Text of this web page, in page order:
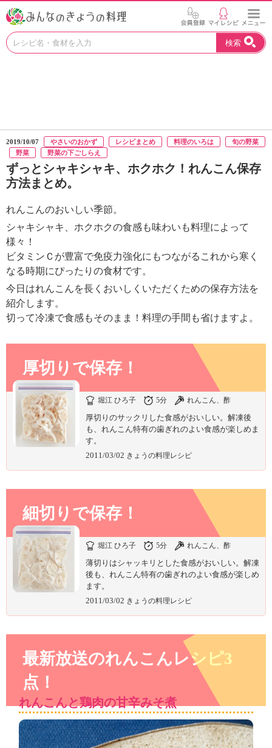
お
つ
よ
H
デ
ュ
ケ
シ
ョ
「
み
な
の
き
う
理
検索
2019/10/07 やさいのおかず レシピまとめ 料理のいろは
旬の野菜
野菜
野菜の下ごしらえ
ずっとシャキシャキ、ホクホク！れんこん保存
方法まとめ。
れんこんのおいしい季節。
シャキシャキ、ホクホクの食感も味わいも料理によって
様々！
ビタミンＣが豊富で免疫力強化にもつながるこれから寒く
なる時期にぴったりの食材です。
今日はれんこんを長くおいしくいただくための保存方法を
紹介します。
切って冷凍で食感もそのまま！料理の手間も省けますよ。
厚切りで保存！
堀江 ひろ子 5分 れんこん、酢
厚切りのサックリした食感がおいしい。解凍後
も、れんこん特有の歯ぎれのよい食感が楽しめま
す。
2011/03/02 きょうの料理レシピ
細切りで保存！
堀江 ひろ子 5分 れんこん、酢
薄切りはシャッキリとした食感がおいしい。解凍
後も、れんこん特有の歯ぎれのよい食感が楽しめ
ます。
2011/03/02 きょうの料理レシピ
最新放送のれんこんレシピ3
点！
れんこんと鶏肉の甘辛みそ煮